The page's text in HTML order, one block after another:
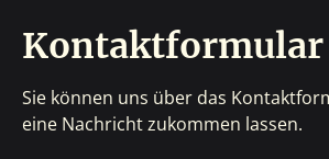
Kontaktformular
Sie können uns über das
eine Nachricht zukommen lassen.